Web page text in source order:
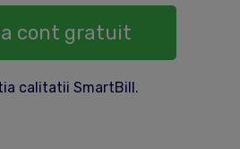
cont gratuit
calitatii SmartBill.